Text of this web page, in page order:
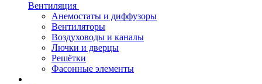
Вентиляция
Анемостаты и диффузоры
Вентиляторы
Воздуховоды и каналы
Лючки и дверцы
Решётки
Фасонные элементы